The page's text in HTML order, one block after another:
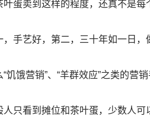
叶蛋卖到这样的程度，还真不是每
，手艺好，第二，三十年如一日，
“饥饿营销”、“羊群效应”之类的营
人只看到摊位和茶叶蛋，少数人可